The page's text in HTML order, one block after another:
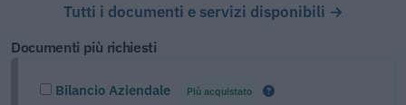
Tutti i documenti e servizi disponibili →
Documenti più richiesti
Bilancio Aziendale Più acquistato